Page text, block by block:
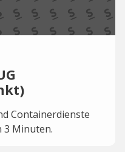
Containerdienste
3 Minuten.